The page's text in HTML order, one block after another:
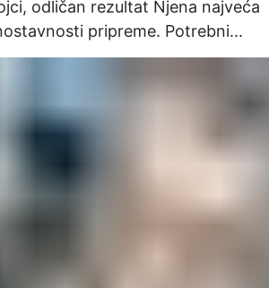
odličan rezultat Njena najveća
pripreme. Potrebni...